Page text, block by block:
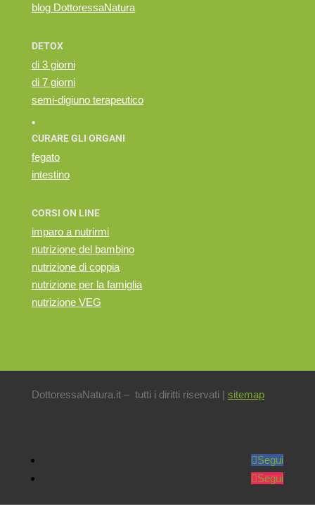
blog DottoressaNatura
DETOX
di 3 giorni
di 7 giorni
semi-digiuno terapeutico
•
CURARE GLI ORGANI
fegato
intestino
CORSI ON LINE
imparo a nutrirmi
nutrizione del bambino
nutrizione di coppia
nutrizione per la famiglia
nutrizione VEG
DottoressaNatura.it – tutti i diritti riservati | sitemap
Segui
Segui